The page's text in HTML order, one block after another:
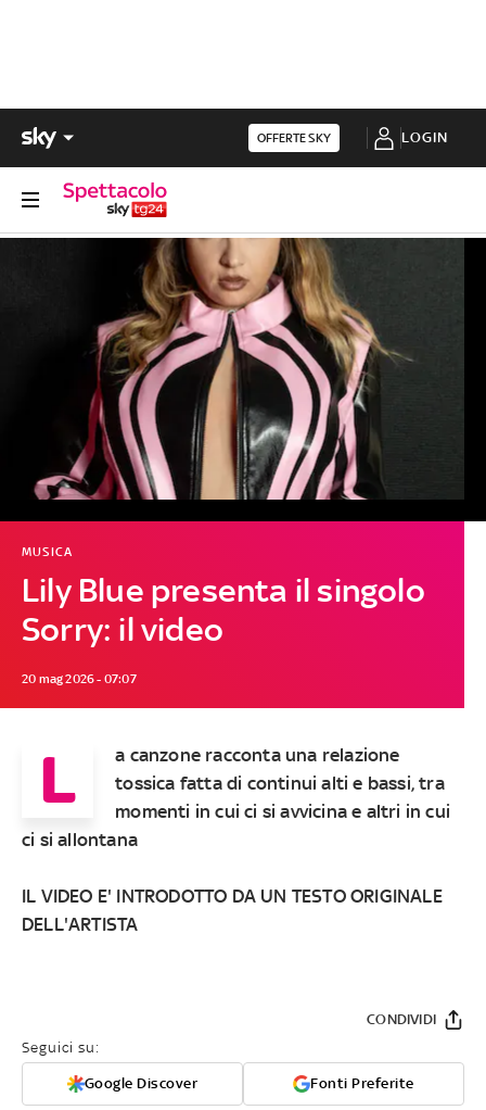
OFFERTE SKY LOGIN
Lily Blue presenta il singolo
Sorry: il video
MUSICA
20 mag 2026 - 07:07
L
a canzone racconta una relazione
tossica fatta di continui alti e bassi, tra
momenti in cui ci si avvicina e altri in cui
ci si allontana
IL VIDEO E' INTRODOTTO DA UN TESTO ORIGINALE
DELL'ARTISTA
Seguici su:
Google Discover Fonti Preferite
CONDIVIDI